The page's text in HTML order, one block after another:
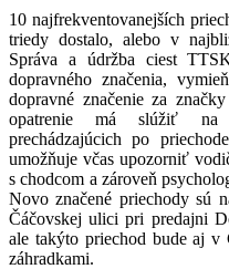
10 najfrekventovanejších
triedy dostalo, alebo v
Správa a údržba ciest
dopravného značenia,
dopravné značenie za
opatrenie má slúžiť na
prechádzajúcich po
umožňuje včas upozorniť
s chodcom a zároveň
Novo značené priechody sú
Čáčovskej ulici pri predajni
ale takýto priechod bude aj
záhradkami.